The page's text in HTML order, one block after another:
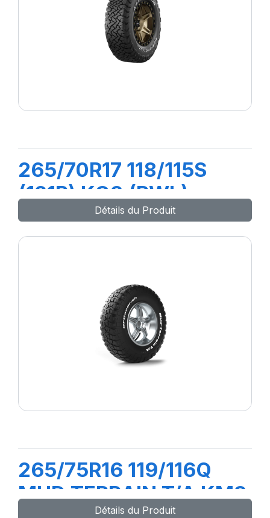
265/70R17 118/115S
(121R) KO3 (RWL)
Détails du Produit
265/75R16 119/116Q
MUD TERRAIN T/A KM3
Détails du Produit